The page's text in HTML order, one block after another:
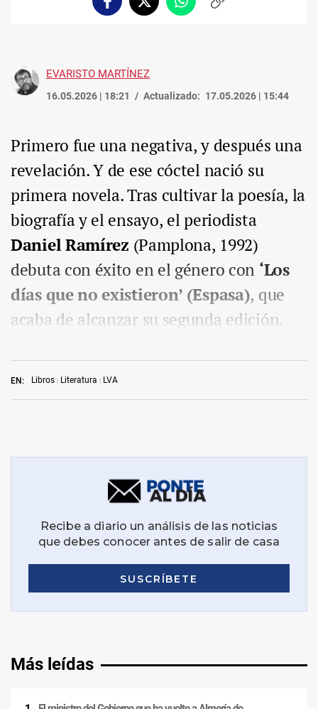
FacebookTwitterWhatsappCopiar
EVARISTO MARTÍNEZ
16.05.2026 | 18:21 Actualizado: 17.05.2026 | 15:44
EN: Libros Literatura LVA
Primero fue una negativa, y después una
revelación. Y de ese cóctel nació su
primera novela. Tras cultivar la poesía, la
biografía y el ensayo, el periodista
Daniel Ramírez (Pamplona, 1992)
debuta con éxito en el género con ‘Los
días que no existieron’ (Espasa), que
acaba de alcanzar su segunda edición.
Más leídas